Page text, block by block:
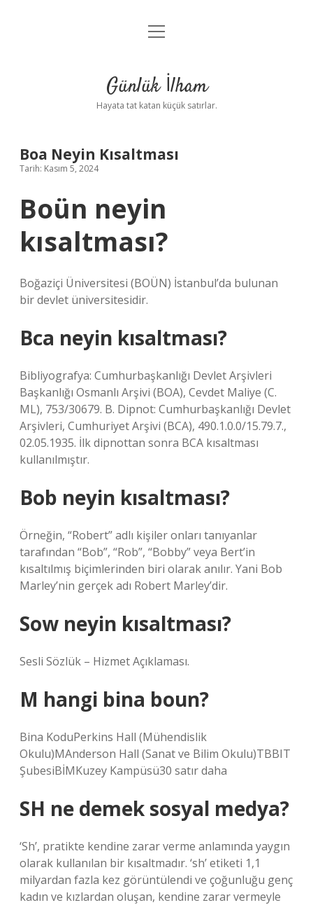
Anasayfa
Yasal Uyarı
menüyü
Günlük İlham
Hayata tat katan küçük satırlar.
Boa Neyin Kısaltması
Tarih: Kasım 5, 2024
Boün neyin
kısaltması?
Boğaziçi Üniversitesi (BOÜN) İstanbul’da bulunan
bir devlet üniversitesidir.
Bca neyin kısaltması?
Bibliyografya: Cumhurbaşkanlığı Devlet Arşivleri
Başkanlığı Osmanlı Arşivi (BOA), Cevdet Maliye (C.
ML), 753/30679. B. Dipnot: Cumhurbaşkanlığı Devlet
Arşivleri, Cumhuriyet Arşivi (BCA), 490.1.0.0/15.79.7.,
02.05.1935. İlk dipnottan sonra BCA kısaltması
kullanılmıştır.
Bob neyin kısaltması?
Örneğin, “Robert” adlı kişiler onları tanıyanlar
tarafından “Bob”, “Rob”, “Bobby” veya Bert’in
kısaltılmış biçimlerinden biri olarak anılır. Yani Bob
Marley’nin gerçek adı Robert Marley’dir.
Sow neyin kısaltması?
Sesli Sözlük – Hizmet Açıklaması.
M hangi bina boun?
Bina KoduPerkins Hall (Mühendislik
Okulu)MAnderson Hall (Sanat ve Bilim Okulu)TBBIT
ŞubesiBİMKuzey Kampüsü30 satır daha
SH ne demek sosyal medya?
‘Sh’, pratikte kendine zarar verme anlamında yaygın
olarak kullanılan bir kısaltmadır. ‘sh’ etiketi 1,1
milyardan fazla kez görüntülendi ve çoğunluğu genç
kadın ve kızlardan oluşan, kendine zarar vermeyle